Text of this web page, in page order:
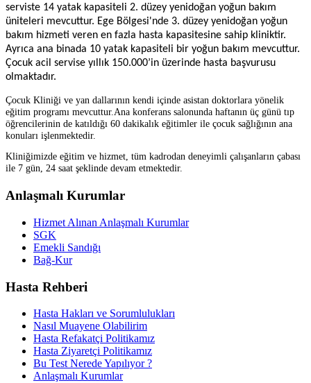
serviste 14 yatak kapasiteli 2. düzey yenidoğan yoğun bakım
üniteleri mevcuttur. Ege Bölgesi'nde 3. düzey yenidoğan yoğun
bakım hizmeti veren en fazla hasta kapasitesine sahip kliniktir.
Ayrıca ana binada 10 yatak kapasiteli bir yoğun bakım mevcuttur.
Çocuk acil servise yıllık 150.000’in üzerinde hasta başvurusu
olmaktadır.
Çocuk Kliniği ve yan dallarının kendi içinde asistan doktorlara yönelik
eğitim programı mevcuttur.Ana konferans salonunda haftanın üç günü tıp
öğrencilerinin de katıldığı 60 dakikalık eğitimler ile çocuk sağlığının ana
konuları işlenmektedir.
Kliniğimizde eğitim ve hizmet, tüm kadrodan deneyimli çalışanların çabası
ile 7 gün, 24 saat şeklinde devam etmektedir.
Anlaşmalı Kurumlar
Hizmet Alınan Anlaşmalı Kurumlar
SGK
Emekli Sandığı
Bağ-Kur
Hasta Rehberi
Hasta Hakları ve Sorumlulukları
Nasıl Muayene Olabilirim
Hasta Refakatçi Politikamız
Hasta Ziyaretçi Politikamız
Bu Test Nerede Yapılıyor ?
Anlaşmalı Kurumlar